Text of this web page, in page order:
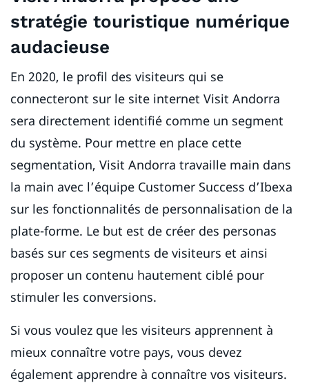
stratégie touristique numérique
audacieuse
En 2020, le profil des visiteurs qui se
connecteront sur le site internet Visit Andorra
sera directement identifié comme un segment
du système. Pour mettre en place cette
segmentation, Visit Andorra travaille main dans
la main avec l’équipe Customer Success d’Ibexa
sur les fonctionnalités de personnalisation de la
plate-forme. Le but est de créer des personas
basés sur ces segments de visiteurs et ainsi
proposer un contenu hautement ciblé pour
stimuler les conversions.
Si vous voulez que les visiteurs apprennent à
mieux connaître votre pays, vous devez
également apprendre à connaître vos visiteurs.